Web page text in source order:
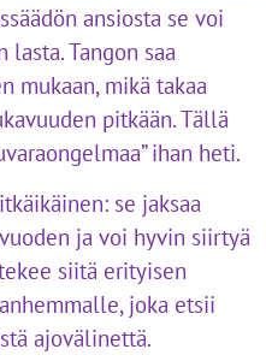
ansiosta se voi
Tangon saa
mukaan, mikä takaa
pitkään. Tällä
ihan heti.
se jaksaa
ja voi hyvin siirtyä
siitä erityisen
joka etsii
ajovälinettä.